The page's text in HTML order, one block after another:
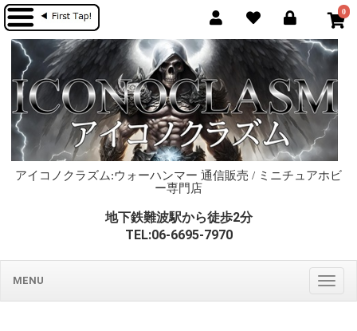
0
アイコノクラズム:ウォーハンマー 通信販売 / ミニチュアホビ
ー専門店
地下鉄難波駅から徒歩2分
TEL:06-6695-7970
MENU